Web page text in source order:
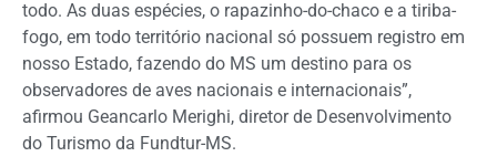
todo. As duas espécies, o rapazinho-do-chaco e a tiriba-
fogo, em todo território nacional só possuem registro em
nosso Estado, fazendo do MS um destino para os
observadores de aves nacionais e internacionais”,
afirmou Geancarlo Merighi, diretor de Desenvolvimento
do Turismo da Fundtur-MS.